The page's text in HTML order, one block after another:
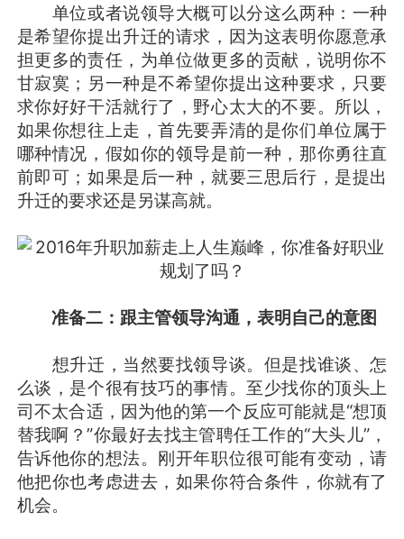
单位或者说领导大概可以分这么两种：一种
是希望你提出升迁的请求，因为这表明你愿意承
担更多的责任，为单位做更多的贡献，说明你不
甘寂寞；另一种是不希望你提出这种要求，只要
求你好好干活就行了，野心太大的不要。所以，
如果你想往上走，首先要弄清的是你们单位属于
哪种情况，假如你的领导是前一种，那你勇往直
前即可；如果是后一种，就要三思后行，是提出
升迁的要求还是另谋高就。
准备二：跟主管领导沟通，表明自己的意图
想升迁，当然要找领导谈。但是找谁谈、怎
么谈，是个很有技巧的事情。至少找你的顶头上
司不太合适，因为他的第一个反应可能就是“想顶
替我啊？”你最好去找主管聘任工作的“大头儿”，
告诉他你的想法。刚开年职位很可能有变动，请
他把你也考虑进去，如果你符合条件，你就有了
机会。